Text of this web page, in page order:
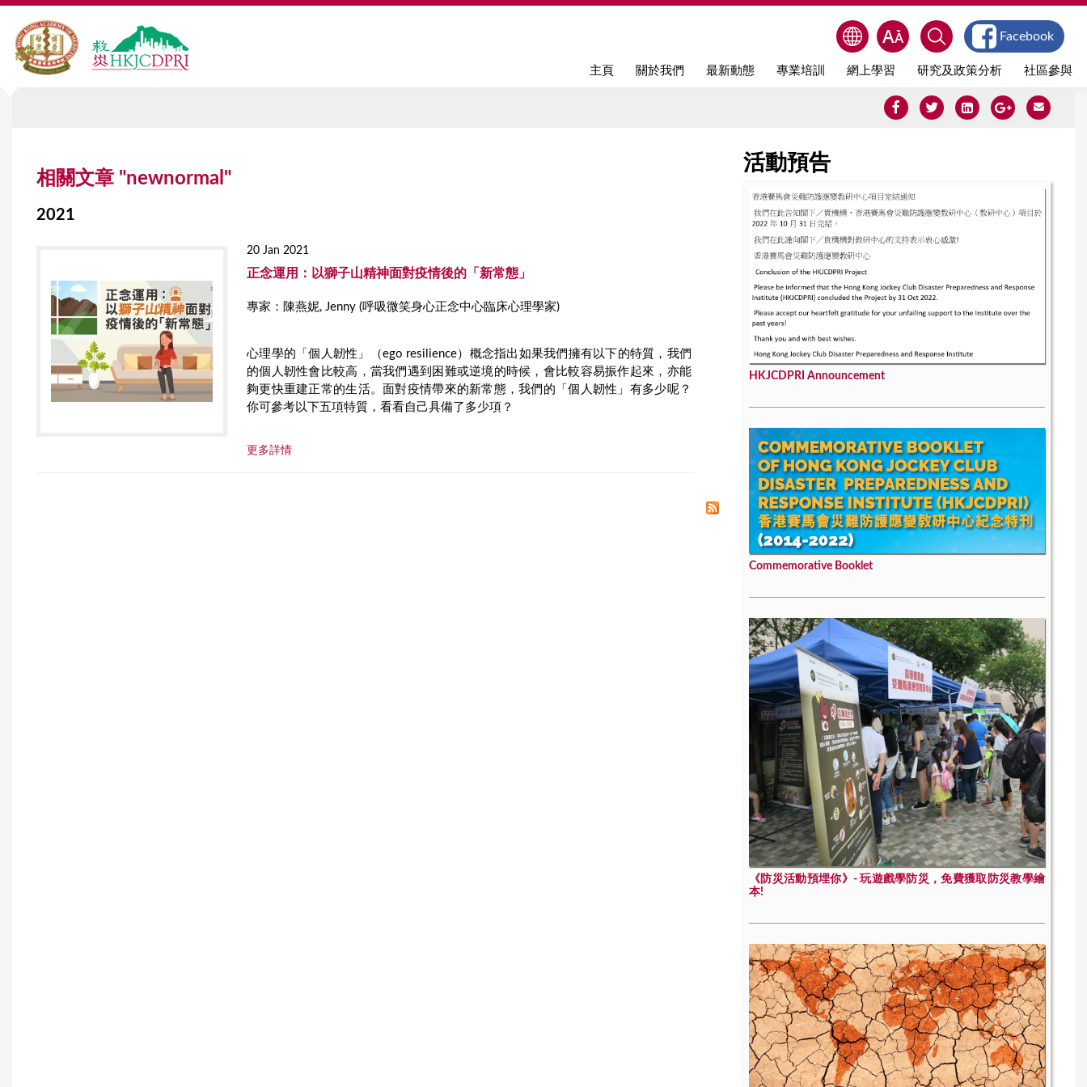
Jump to navigation
主頁 關於我們 最新動態 專業培訓 網上學習 研究及政策分析 社區參與
Facebook
相關文章 "newnormal"
2021
20 Jan 2021
正念運用：以獅子山精神面對疫情後的「新常態」
專家：陳燕妮, Jenny (呼吸微笑身心正念中心臨床心理學家)
心理學的「個人韌性」（ego resilience）概念指出如果我們擁有以下的特質，我們
的個人韌性會比較高，當我們遇到困難或逆境的時候，會比較容易振作起來，亦能
夠更快重建正常的生活。面對疫情帶來的新常態，我們的「個人韌性」有多少呢？
你可參考以下五項特質，看看自己具備了多少項？
更多詳情
活動預告
HKJCDPRI Announcement
Commemorative Booklet
《防災活動預埋你》- 玩遊戲學防災，免費獲取防災教學繪
本!